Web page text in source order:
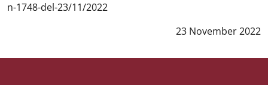
n-1748-del-23/11/2022
Data notizia:
23 November 2022